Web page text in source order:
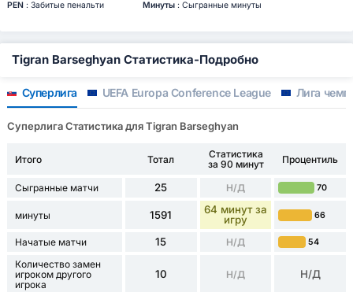
PEN: Забитые пенальти Минуты: Сыгранные минуты
Tigran Barseghyan Статистика-Подробно
Суперлига UEFA Europa Conference League Лига
Суперлига Статистика для Tigran Barseghyan
Итого Тотал
Статистика
за 90 минут
Процентиль
Сыгранные матчи 25 Н/Д 70
минуты 1591
64 минут за
игру
66
Начатые матчи 15 Н/Д 54
Количество замен
игроком другого
игрока
10 Н/Д Н/Д